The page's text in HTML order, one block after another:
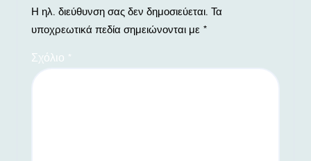
Η ηλ. διεύθυνση σας δεν δημοσιεύεται. Τα
υποχρεωτικά πεδία σημειώνονται με *
Σχόλιο *